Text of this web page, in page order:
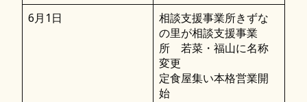
6月1日
相談支援事業所きずな
の里が相談支援事業
所 若菜・福山に名称
変更
定食屋集い本格営業開
始